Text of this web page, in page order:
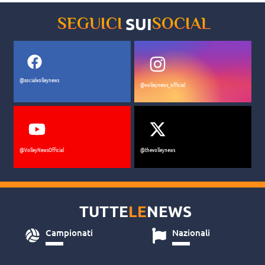
SEGUICI SUISOCIAL
@socialvolleynews
@volleynews_official
@VolleyNewsOfficial @thevolleynews
TUTTELENEWS
Campionati Nazionali